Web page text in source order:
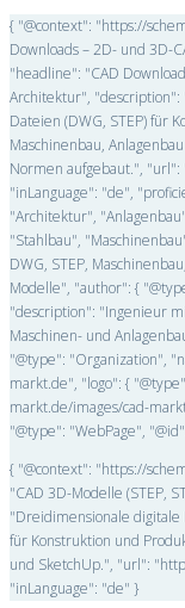
{ "@context": "https://
Downloads – 2D- und 3D-
"headline": "CAD
Architektur",
Dateien (DWG, STEP) für
Maschinenbau,
Normen aufgebaut.",
"inLanguage": "de",
"Architektur",
"Stahlbau",
DWG, STEP,
Modelle", "author": {
"description": "Ingenieur
Maschinen- und
"@type": "Organization",
markt.de", "logo": {
markt.de/images/cad-
"@type": "WebPage",
{ "@context": "https://
"CAD 3D-Modelle (STEP,
"Dreidimensionale
für Konstruktion und
und SketchUp.", "url":
"inLanguage": "de" }